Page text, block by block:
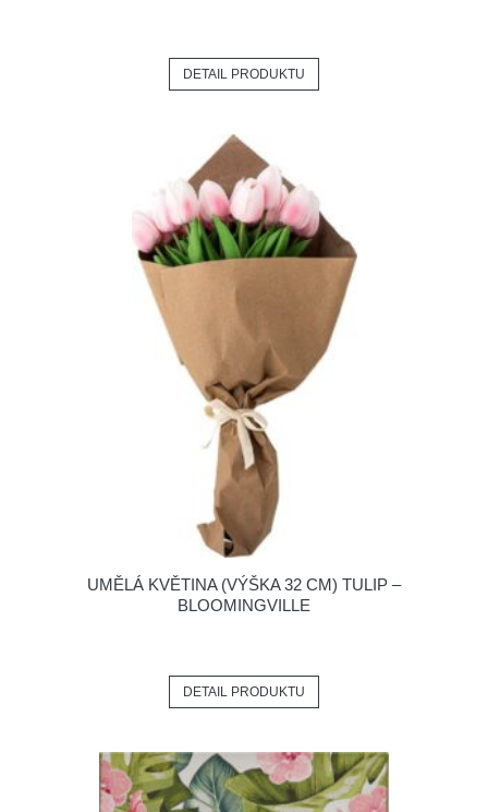
DETAIL PRODUKTU
UMĚLÁ KVĚTINA (VÝŠKA 32 CM) TULIP –
BLOOMINGVILLE
DETAIL PRODUKTU